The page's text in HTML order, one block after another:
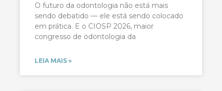
O futuro da odontologia não está mais
sendo debatido — ele está sendo colocado
em prática. E o CIOSP 2026, maior
congresso de odontologia da
LEIA MAIS »